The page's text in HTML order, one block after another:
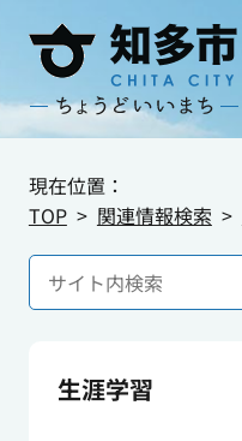
現在位置：
TOP
関連情報検索
生涯学習